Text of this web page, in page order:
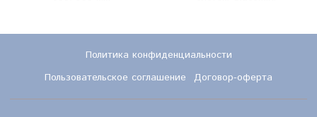
Политика конфиденциальности
Пользовательское соглашение
Договор-оферта